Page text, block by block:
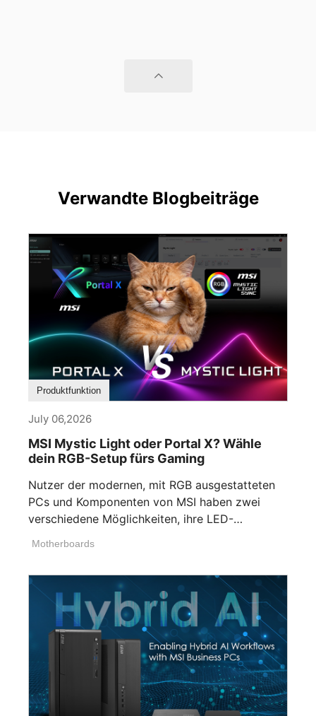
Verwandte Blogbeiträge
Produktfunktion
July 06,2026
MSI Mystic Light oder Portal X? Wähle
dein RGB-Setup fürs Gaming
Nutzer der modernen, mit RGB ausgestatteten
PCs und Komponenten von MSI haben zwei
verschiedene Möglichkeiten, ihre LED-
Motherboards